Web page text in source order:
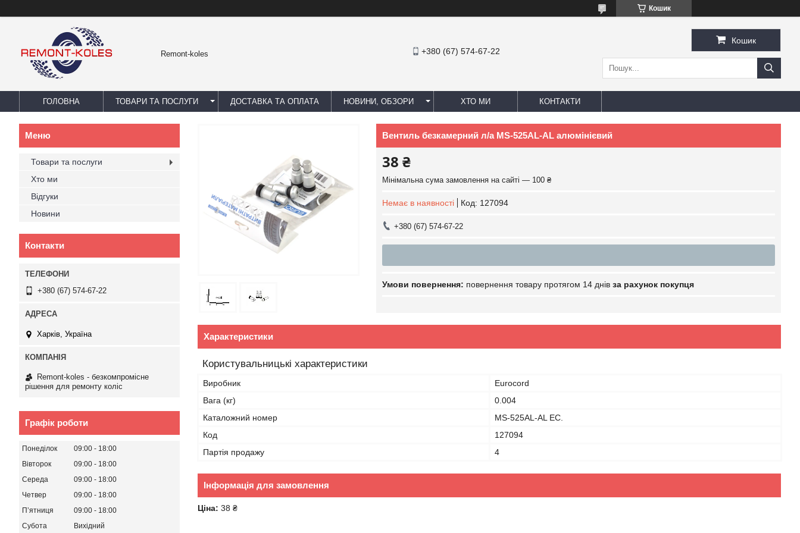
Кошик
Remont-koles +380 (67) 574-67-22
Кошик
ГОЛОВНА ТОВАРИ ТА ПОСЛУГИ ДОСТАВКА ТА ОПЛАТА НОВИНИ, ОБЗОРИ ХТО МИ КОНТАКТИ
Вентиль безкамерний л/а MS-525AL-AL алюмінієвий
38 ₴
Мінімальна сума замовлення на сайті — 100 ₴
Немає в наявності Код: 127094
+380 (67) 574-67-22
повернення товару протягом 14 днів за рахунок покупця
Характеристики
Користувальницькі характеристики
Виробник
Eurocord
Вага (кг)
0.004
Каталожний номер
MS-525AL-AL EC.
Код
127094
Партія продажу
4
Інформація для замовлення
Ціна: 38 ₴
Товари та послуги
Хто ми
Відгуки
Новини
Контакти
+380 (67) 574-67-22
Харків, Україна
Remont-koles - безкомпромісне
рішення для ремонту коліс
Графік роботи
Понеділок 09:00
18:00
Вівторок
09:00
18:00
Середа
09:00
18:00
Четвер
09:00
18:00
Пʼятниця
09:00
18:00
Субота
Вихідний